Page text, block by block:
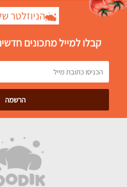
הניוזלטר
קבלו למייל מתכונים